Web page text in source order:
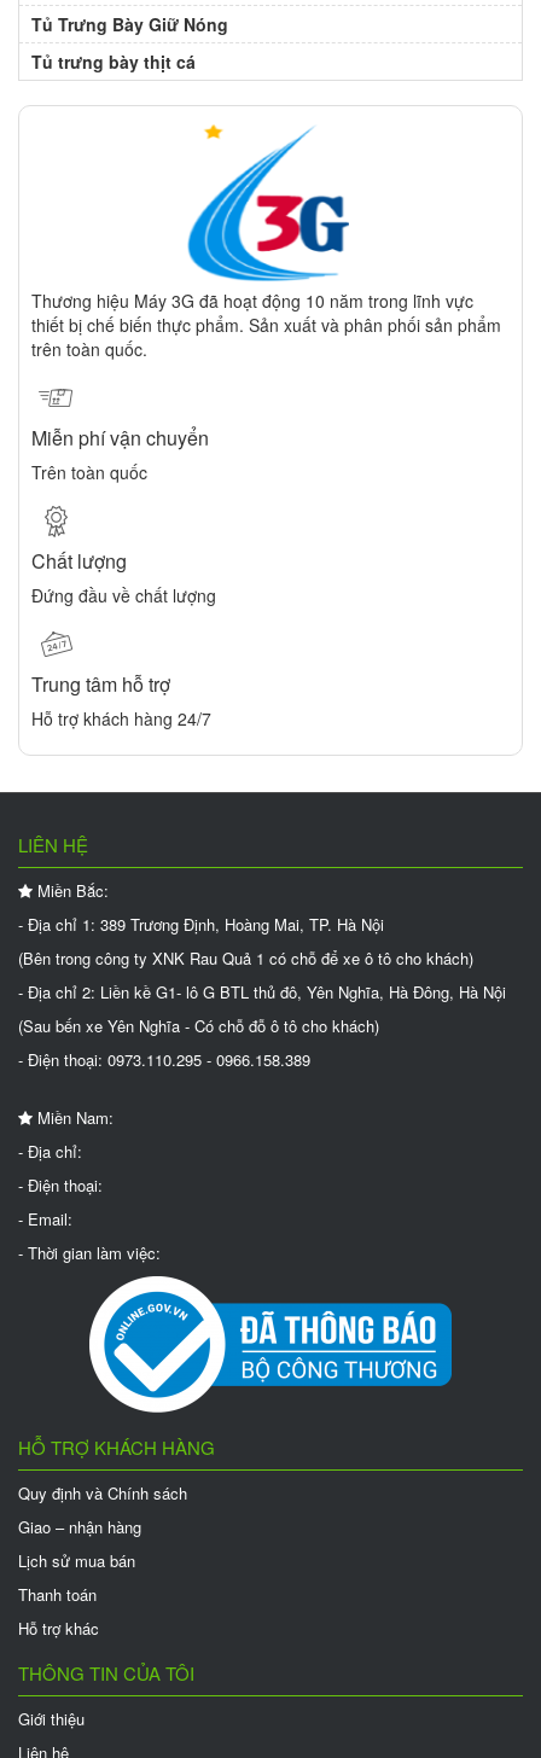
Tủ Trưng Bày Giữ Nóng
Tủ trưng bày thịt cá
Thương hiệu Máy 3G đã hoạt động 10 năm trong lĩnh vực
thiết bị chế biến thực phẩm. Sản xuất và phân phối sản phẩm
trên toàn quốc.
Miễn phí vận chuyển
Trên toàn quốc
Chất lượng
Đứng đầu về chất lượng
Trung tâm hỗ trợ
Hỗ trợ khách hàng 24/7
LIÊN HỆ
Miền Bắc:
- Địa chỉ 1: 389 Trương Định, Hoàng Mai, TP. Hà Nội
(Bên trong công ty XNK Rau Quả 1 có chỗ để xe ô tô cho khách)
- Địa chỉ 2: Liền kề G1- lô G BTL thủ đô, Yên Nghĩa, Hà Đông, Hà Nội
(Sau bến xe Yên Nghĩa - Có chỗ đỗ ô tô cho khách)
- Điện thoại: 0973.110.295 - 0966.158.389
Miền Nam:
- Địa chỉ:
- Điện thoại:
- Email:
- Thời gian làm việc:
HỖ TRỢ KHÁCH HÀNG
Quy định và Chính sách
Giao – nhận hàng
Lịch sử mua bán
Thanh toán
Hỗ trợ khác
THÔNG TIN CỦA TÔI
Giới thiệu
Liên hệ